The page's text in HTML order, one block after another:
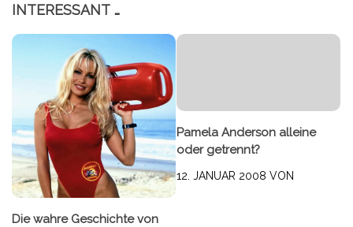
INTERESSANT …
Die wahre Geschichte von
Pamela Anderson alleine
oder getrennt?
12. JANUAR 2008 VON